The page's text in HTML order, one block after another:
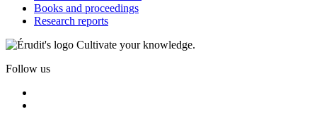
Books and proceedings
Research reports
Cultivate your knowledge.
Follow us